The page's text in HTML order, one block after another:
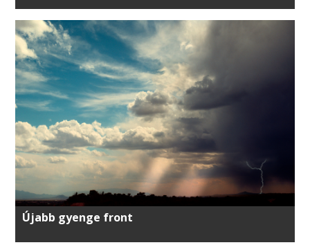
Újabb gyenge front